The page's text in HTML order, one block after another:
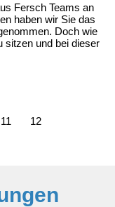
Fersch Teams an
haben wir Sie das
Doch wie
sitzen und bei dieser
11 12